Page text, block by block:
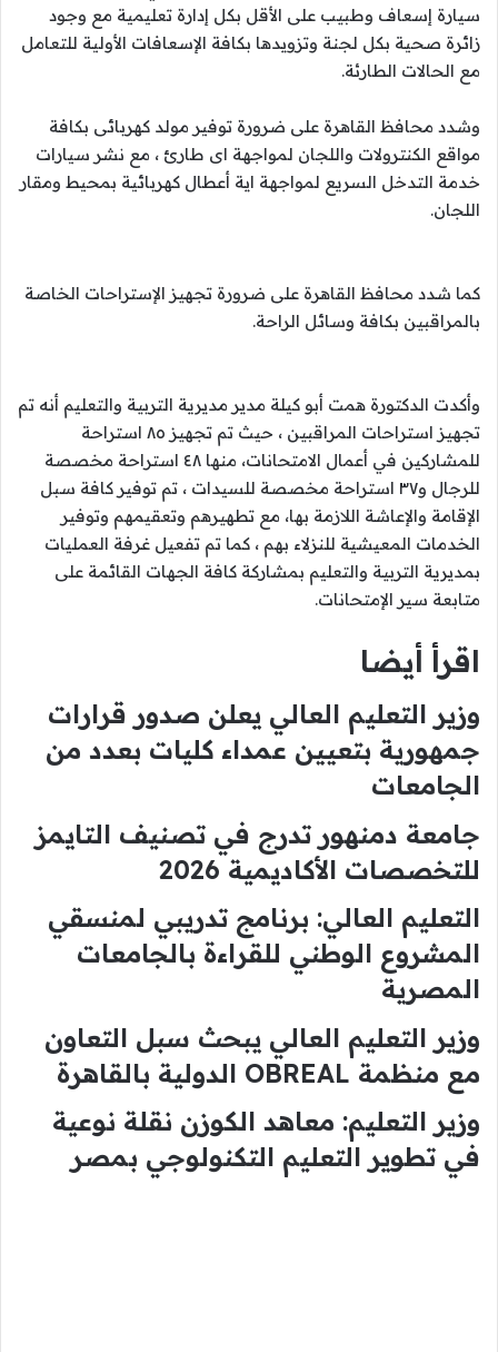
سيارة إسعاف وطبيب على الأقل بكل إدارة تعليمية مع وجود
زائرة صحية بكل لجنة وتزويدها بكافة الإسعافات الأولية للتعامل
مع الحالات الطارئة.
وشدد محافظ القاهرة على ضرورة توفير مولد كهربائى بكافة
مواقع الكنترولات واللجان لمواجهة اى طارئ ، مع نشر سيارات
خدمة التدخل السريع لمواجهة اية أعطال كهربائية بمحيط ومقار
اللجان.
كما شدد محافظ القاهرة على ضرورة تجهيز الإستراحات الخاصة
بالمراقبين بكافة وسائل الراحة.
وأكدت الدكتورة همت أبو كيلة مدير مديرية التربية والتعليم أنه تم
تجهيز استراحات المراقبين ، حيث تم تجهيز ٨٥ استراحة
للمشاركين في أعمال الامتحانات، منها ٤٨ استراحة مخصصة
للرجال و٣٧ استراحة مخصصة للسيدات ، تم توفير كافة سبل
الإقامة والإعاشة اللازمة بها، مع تطهيرهم وتعقيمهم وتوفير
الخدمات المعيشية للنزلاء بهم ، كما تم تفعيل غرفة العمليات
بمديرية التربية والتعليم بمشاركة كافة الجهات القائمة على
متابعة سير الإمتحانات.
اقرأ أيضا
وزير التعليم العالي يعلن صدور قرارات
جمهورية بتعيين عمداء كليات بعدد من
الجامعات
جامعة دمنهور تدرج في تصنيف التايمز
للتخصصات الأكاديمية 2026
التعليم العالي: برنامج تدريبي لمنسقي
المشروع الوطني للقراءة بالجامعات
المصرية
وزير التعليم العالي يبحث سبل التعاون
مع منظمة OBREAL الدولية بالقاهرة
وزير التعليم: معاهد الكوزن نقلة نوعية
في تطوير التعليم التكنولوجي بمصر